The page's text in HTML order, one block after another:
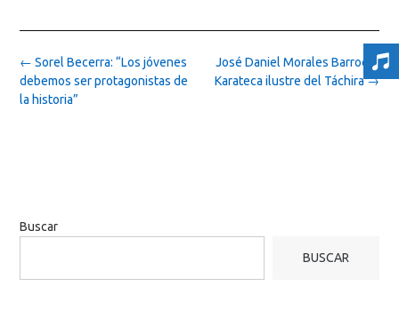
Post
navigation
José Daniel Morales Barroeta
Karateca ilustre del Táchira→
← Sorel Becerra: “Los jóvenes
debemos ser protagonistas de
la historia”
Buscar
BUSCAR